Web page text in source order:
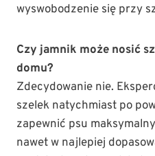
wyswobodzenie się przy
Czy jamnik może nosić
domu?
Zdecydowanie nie.
szelek natychmiast po
zapewnić psu
nawet w najlepiej